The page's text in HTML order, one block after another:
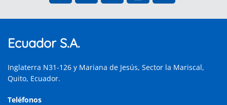
Ecuador S.A.
Inglaterra N31-126 y Mariana de Jesús, Sector la Mariscal,
Quito, Ecuador.
Teléfonos